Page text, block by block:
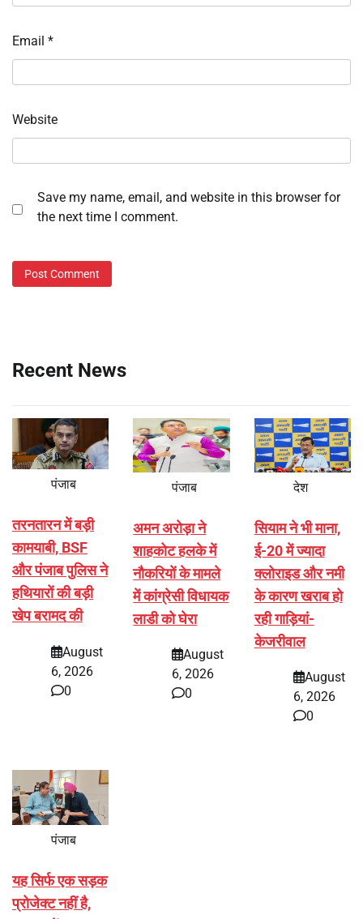
Email *
Website
Save my name, email, and website in this browser for
the next time I comment.
Recent News
पंजाब
तरनतारन में बड़ी
कामयाबी, BSF
और पंजाब पुलिस ने
हथियारों की बड़ी
खेप बरामद की
August
6, 2026
0
पंजाब
अमन अरोड़ा ने
शाहकोट हलके में
नौकरियों के मामले
में कांग्रेसी विधायक
लाडी को घेरा
August
6, 2026
0
देश
सियाम ने भी माना,
ई-20 में ज्यादा
क्लोराइड और नमी
के कारण खराब हो
रही गाड़ियां-
केजरीवाल
August
6, 2026
0
पंजाब
यह सिर्फ एक सड़क
प्रोजेक्ट नहीं है,